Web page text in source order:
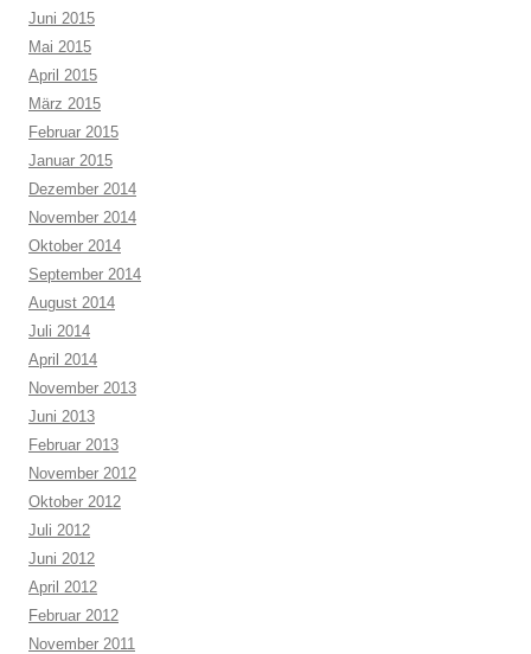
Juni 2015
Mai 2015
April 2015
März 2015
Februar 2015
Januar 2015
Dezember 2014
November 2014
Oktober 2014
September 2014
August 2014
Juli 2014
April 2014
November 2013
Juni 2013
Februar 2013
November 2012
Oktober 2012
Juli 2012
Juni 2012
April 2012
Februar 2012
November 2011